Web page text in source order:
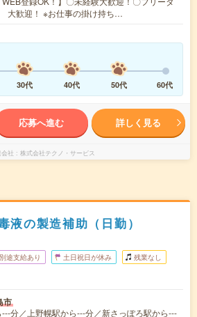
大歓迎！ ※お仕事の掛け持ち…
30代 40代 50代 60代
応募へ進む 詳しく見る
社 株式会社テクノ・サービス
液の製造補助（日勤）
途支給あり 土日祝日が休み 残業なし
市
分／上野幌駅から---分／新さっぽろ駅から---